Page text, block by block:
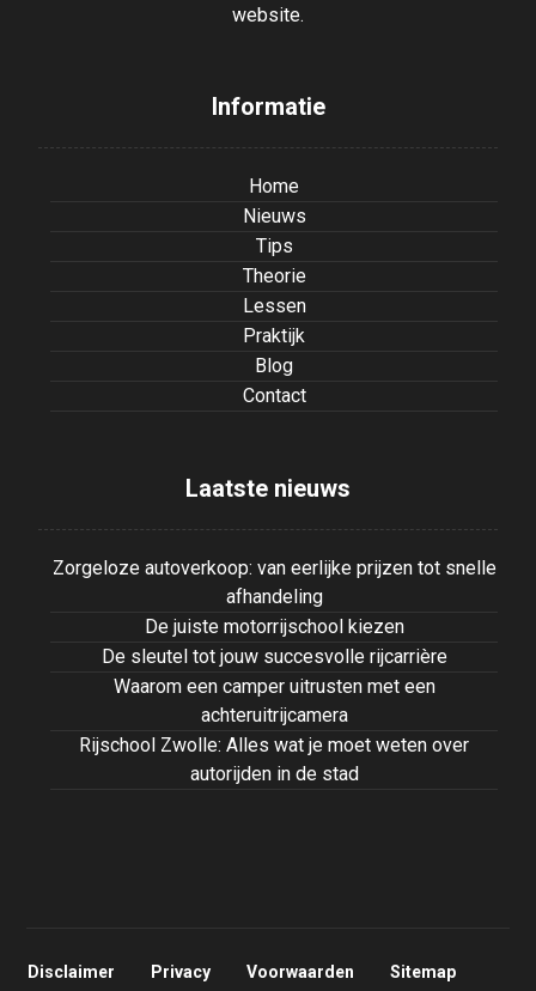
website.
Informatie
Home
Nieuws
Tips
Theorie
Lessen
Praktijk
Blog
Contact
Laatste nieuws
Zorgeloze autoverkoop: van eerlijke prijzen tot snelle
afhandeling
De juiste motorrijschool kiezen
De sleutel tot jouw succesvolle rijcarrière
Waarom een camper uitrusten met een
achteruitrijcamera
Rijschool Zwolle: Alles wat je moet weten over
autorijden in de stad
Disclaimer Privacy Voorwaarden Sitemap